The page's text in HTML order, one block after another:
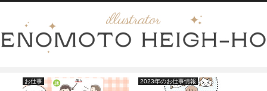
お仕事 2023年のお仕事情報